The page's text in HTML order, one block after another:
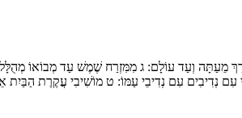
מֵעַתָּה וְעַד עוֹלָם: ג מִמִּזְרַח שֶׁמֶשׁ עַד מְבוֹאוֹ
עִם נְדִיבִים עִם נְדִיבֵי עַמּוֹ: ט מוֹשִׁיבִי עֲקֶרֶת הַבַּיִת